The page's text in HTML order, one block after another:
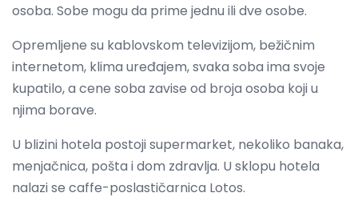
osoba. Sobe mogu da prime jednu ili dve osobe.
Opremljene su kablovskom televizijom, bežičnim
internetom, klima uređajem, svaka soba ima svoje
kupatilo, a cene soba zavise od broja osoba koji u
njima borave.
U blizini hotela postoji supermarket, nekoliko banaka,
menjačnica, pošta i dom zdravlja. U sklopu hotela
nalazi se caffe-poslastičarnica Lotos.